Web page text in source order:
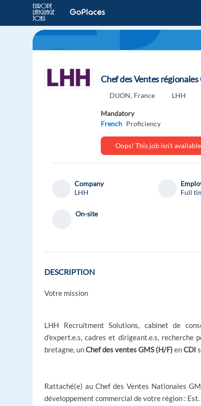
Chef des Ventes
DIJON, France LHH
Mandatory
French Proficiency
Oops! This job isn't
Company
LHH
Full
On-site
DESCRIPTION
Votre mission
LHH Recruitment Solutions, cabinet de
d'expert.e.s, cadres et dirigeant.e.s, recherche
bretagne, unChef des ventes GMS (H/F)enCDI
Rattaché(e) au Chef des Ventes Nationales
développement commercial devotre région : Est.